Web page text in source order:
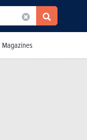
Magazines